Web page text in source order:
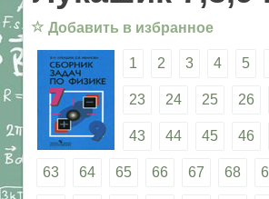
☆ Добавить в избранное
1 2 3 4 5
23 24 25 26
43 44 45 46
63 64 65 66 67 68